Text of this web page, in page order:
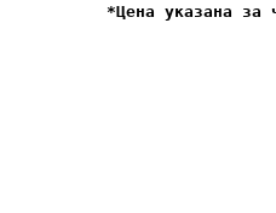
*Цена указана за